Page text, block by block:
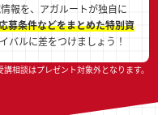
報を、アガルートが独自に
募条件などをまとめた特別資
バルに差をつけましょう！
相談はプレゼント対象外となります。